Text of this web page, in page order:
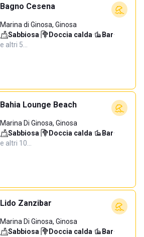
Bagno Cesena
Marina di Ginosa, Ginosa
Sabbiosa· Doccia calda· Bar·
e altri 5…
Bahia Lounge Beach
Marina Di Ginosa, Ginosa
Sabbiosa· Doccia calda· Bar·
e altri 10…
Lido Zanzibar
Marina Di Ginosa, Ginosa
Sabbiosa· Doccia calda· Bar·